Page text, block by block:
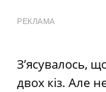
РЕКЛАМА
З’ясувалось,
двох кіз. Але